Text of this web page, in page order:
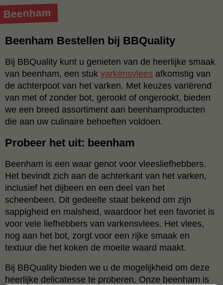
Beenham
Beenham Bestellen bij BBQuality
Bij BBQuality kunt u genieten van de heerlijke smaak
van beenham, een stuk varkensvlees afkomstig van
de achterpoot van het varken. Met keuzes variërend
van met of zonder bot, gerookt of ongerookt, bieden
we een breed assortiment aan beenhamproducten
die aan uw culinaire behoeften voldoen.
Probeer het uit: beenham
Beenham is een waar genot voor vleesliefhebbers.
Het bevindt zich aan de achterkant van het varken,
inclusief het dijbeen en een deel van het
scheenbeen. Dit gedeelte staat bekend om zijn
sappigheid en malsheid, waardoor het een favoriet is
voor vele liefhebbers van varkensvlees. Het vlees,
nog aan het bot, zorgt voor een rijke smaak en
textuur die het koken de moeite waard maakt.
Bij BBQuality bieden we u de mogelijkheid om deze
heerlijke delicatesse te proberen. Onze beenham is